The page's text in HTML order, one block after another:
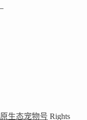
原生态宠物号 Rights